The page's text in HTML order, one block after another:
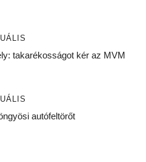
takarékosságot kér az MVM
autófeltörőt